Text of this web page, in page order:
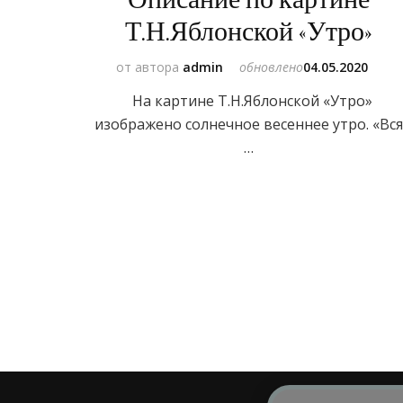
Т.Н.Яблонской «Утро»
от автора admin обновлено04.05.2020
На картине Т.Н.Яблонской «Утро»
изображено солнечное весеннее утро. «Вся
…